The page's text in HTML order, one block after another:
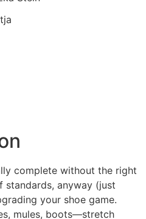
complete without the right
anyway (just
your shoe game.
mules, boots—stretch